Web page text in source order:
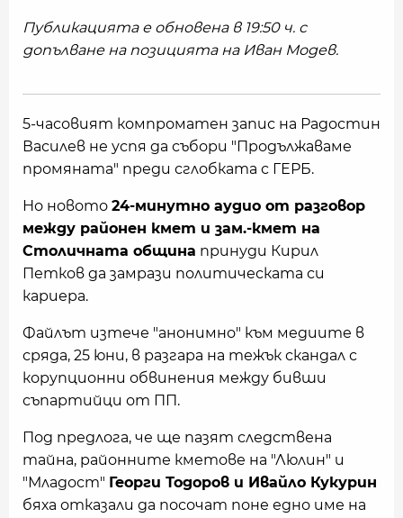
Публикацията е обновена в 19:50 ч. с
допълване на позицията на Иван Модев.
5-часовият компроматен запис на Радостин
Василев не успя да събори "Продължаваме
промяната" преди сглобката с ГЕРБ.
Но новото 24-минутно аудио от разговор
между районен кмет и зам.-кмет на
Столичната община принуди Кирил
Петков да замрази политическата си
кариера.
Файлът изтече "анонимно" към медиите в
сряда, 25 юни, в разгара на тежък скандал с
корупционни обвинения между бивши
съпартийци от ПП.
Под предлога, че ще пазят следствена
тайна, районните кметове на "Люлин" и
"Младост" Георги Тодоров и Ивайло Кукурин
бяха отказали да посочат поне едно име на